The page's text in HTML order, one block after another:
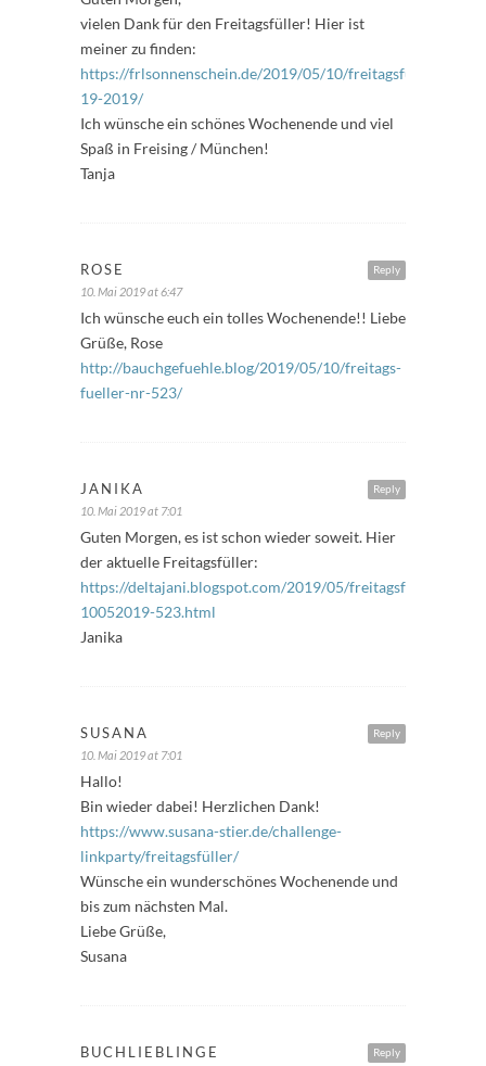
vielen Dank für den Freitagsfüller! Hier ist
meiner zu finden:
https://frlsonnenschein.de/2019/05/10/freitagsfueller-
19-2019/
Ich wünsche ein schönes Wochenende und viel
Spaß in Freising / München!
Tanja
Reply
ROSE
10. Mai 2019 at 6:47
Ich wünsche euch ein tolles Wochenende!! Liebe
Grüße, Rose
http://bauchgefuehle.blog/2019/05/10/freitags-
fueller-nr-523/
Reply
JANIKA
10. Mai 2019 at 7:01
Guten Morgen, es ist schon wieder soweit. Hier
der aktuelle Freitagsfüller:
https://deltajani.blogspot.com/2019/05/freitagsfuller-
10052019-523.html
Janika
Reply
SUSANA
10. Mai 2019 at 7:01
Hallo!
Bin wieder dabei! Herzlichen Dank!
https://www.susana-stier.de/challenge-
linkparty/freitagsfüller/
Wünsche ein wunderschönes Wochenende und
bis zum nächsten Mal.
Liebe Grüße,
Susana
Reply
BUCHLIEBLINGE